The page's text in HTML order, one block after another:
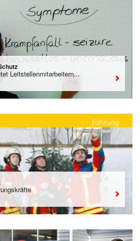
Leitstellenmitarbeitern...